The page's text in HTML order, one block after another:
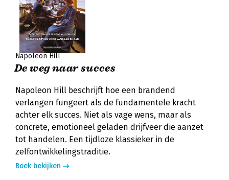
Napoleon Hill
De weg naar succes
Napoleon Hill beschrijft hoe een brandend
verlangen fungeert als de fundamentele kracht
achter elk succes. Niet als vage wens, maar als
concrete, emotioneel geladen drijfveer die aanzet
tot handelen. Een tijdloze klassieker in de
zelfontwikkelingstraditie.
Boek bekijken